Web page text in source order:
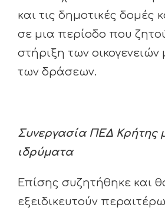
και τις δημοτικές δομές
σε μια περίοδο που
στήριξη των
των δράσεων.
Συνεργασία ΠΕΔ Κρήτης
ιδρύματα
Επίσης συζητήθηκε και
εξειδικευτούν